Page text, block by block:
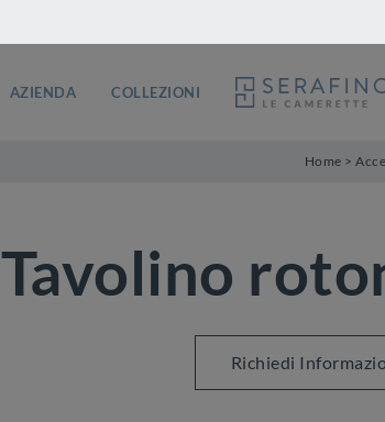
AZIENDA COLLEZIONI
Home >
Tavolino
Richiedi